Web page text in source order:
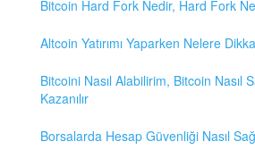
Bitcoin Hard Fork Nedir, Hard Fork
Altcoin Yatırımı Yaparken Nelere
Bitcoini Nasıl Alabilirim, Bitcoin Nasıl
Kazanılır
Borsalarda Hesap Güvenliği Nasıl